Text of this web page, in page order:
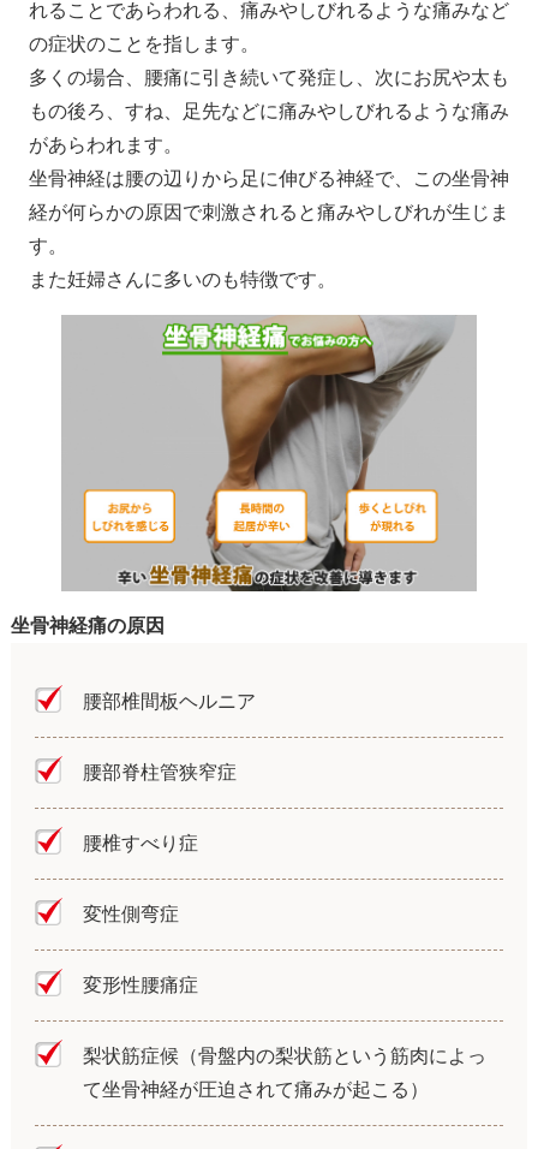
れることであらわれる、痛みやしびれるような痛みなど
の症状のことを指します。
多くの場合、腰痛に引き続いて発症し、次にお尻や太も
もの後ろ、すね、足先などに痛みやしびれるような痛み
があらわれます。
坐骨神経は腰の辺りから足に伸びる神経で、この坐骨神
経が何らかの原因で刺激されると痛みやしびれが生じま
す。
また妊婦さんに多いのも特徴です。
坐骨神経痛の原因
腰部椎間板ヘルニア
腰部脊柱管狭窄症
腰椎すべり症
変性側弯症
変形性腰痛症
梨状筋症候（骨盤内の梨状筋という筋肉によっ
て坐骨神経が圧迫されて痛みが起こる）